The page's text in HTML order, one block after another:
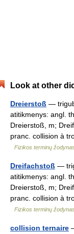
Look at other
Dreierstoß —
atitikmenys: angl.
Dreierstoß, m;
pranc. collision à
Fizikos terminų
Dreifachstoß —
atitikmenys: angl.
Dreierstoß, m;
pranc. collision à
Fizikos terminų
collision ternaire